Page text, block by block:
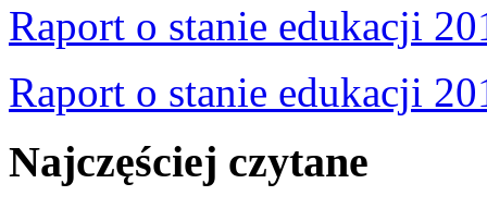
Raport o stanie edukacji
Raport o stanie edukacji
Najczęściej czytane